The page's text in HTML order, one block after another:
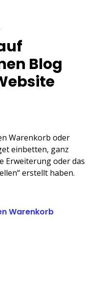
Blog
Warenkorb oder
einbetten, ganz
Erweiterung oder das
erstellt haben.
Warenkorb